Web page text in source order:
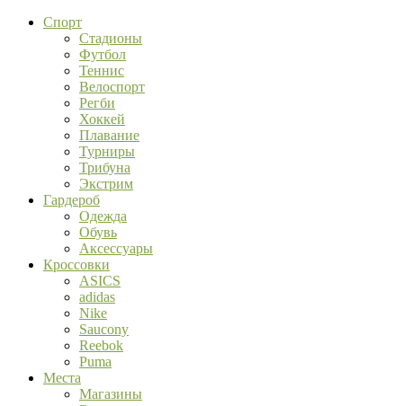
Спорт
Стадионы
Футбол
Теннис
Велоспорт
Регби
Хоккей
Плавание
Турниры
Трибуна
Экстрим
Гардероб
Одежда
Обувь
Аксессуары
Кроссовки
ASICS
adidas
Nike
Saucony
Reebok
Puma
Места
Магазины